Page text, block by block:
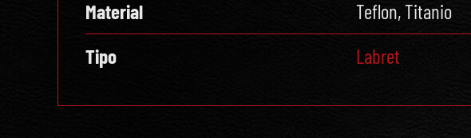
Material
Teflon, Titanio
Tipo
Labret